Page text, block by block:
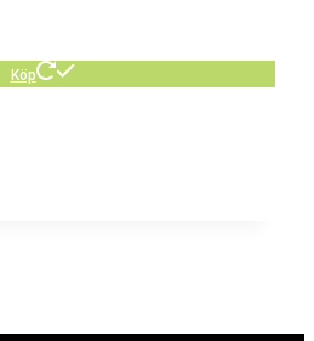
Köp